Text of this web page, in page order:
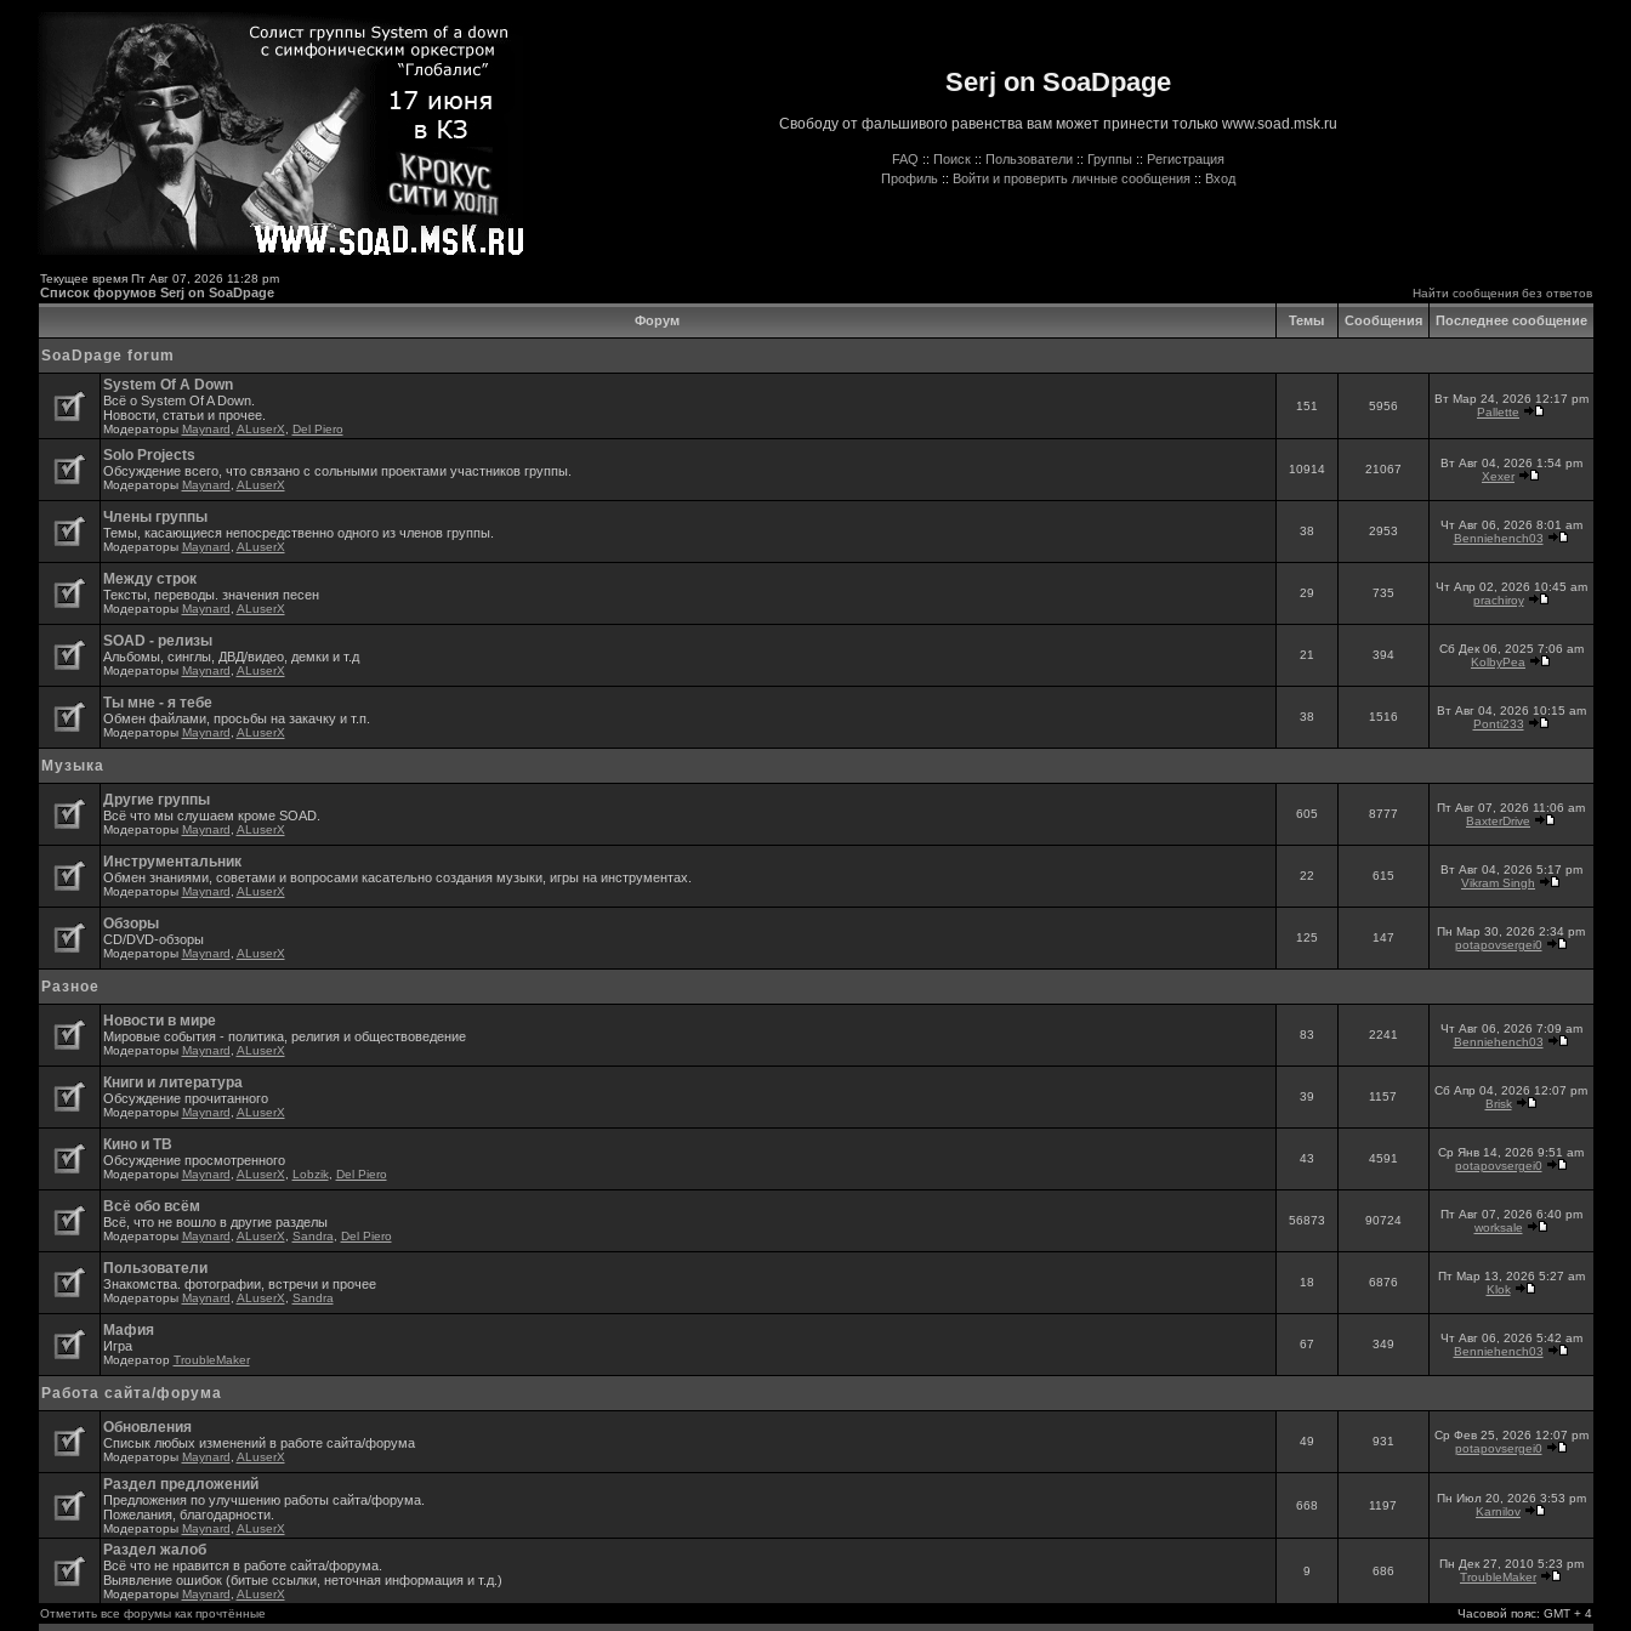
Serj on SoaDpage
Свободу от фальшивого равенства вам может принести только www.soad.msk.ru
FAQ :: Поиск :: Пользователи :: Группы :: Регистрация
Профиль :: Войти и проверить личные сообщения :: Вход
Текущее время Пт Авг 07, 2026 11:28 pm
Список форумов Serj on SoaDpage Найти сообщения без ответов
Форум Темы Сообщения Последнее сообщение
SoaDpage forum
System Of A Down
Всё о System Of A Down.
Новости, статьи и прочее.
Модераторы Maynard ALuserX Del Piero
151 5956
Вт Мар 24, 2026 12:17 pm
Pallette
Solo Projects
Обсуждение всего, что связано с сольными проектами участников группы.
Модераторы Maynard ALuserX
10914 21067
Вт Авг 04, 2026 1:54 pm
Xexer
Члены группы
Темы, касающиеся непосредственно одного из членов группы.
Модераторы Maynard ALuserX
38 2953
Чт Авг 06, 2026 8:01 am
Benniehench03
Между строк
Тексты, переводы. значения песен
Модераторы Maynard ALuserX
29 735
Чт Апр 02, 2026 10:45 am
prachiroy
SOAD - релизы
Альбомы, синглы, ДВД/видео, демки и т.д
Модераторы Maynard ALuserX
21 394
Сб Дек 06, 2025 7:06 am
KolbyPea
Ты мне - я тебе
Обмен файлами, просьбы на закачку и т.п.
Модераторы Maynard ALuserX
38 1516
Вт Авг 04, 2026 10:15 am
Ponti233
Музыка
Другие группы
Всё что мы слушаем кроме SOAD.
Модераторы Maynard ALuserX
605 8777
Пт Авг 07, 2026 11:06 am
BaxterDrive
Инструментальник
Обмен знаниями, советами и вопросами касательно создания музыки, игры на инструментах.
Модераторы Maynard ALuserX
22 615
Вт Авг 04, 2026 5:17 pm
Vikram Singh
Обзоры
CD/DVD-обзоры
Модераторы Maynard ALuserX
125 147
Пн Мар 30, 2026 2:34 pm
potapovsergei0
Разное
Новости в мире
Мировые события - политика, религия и обществоведение
Модераторы Maynard ALuserX
83 2241
Чт Авг 06, 2026 7:09 am
Benniehench03
Книги и литература
Обсуждение прочитанного
Модераторы Maynard ALuserX
39 1157
Сб Апр 04, 2026 12:07 pm
Brisk
Кино и ТВ
Обсуждение просмотренного
Модераторы Maynard ALuserX Lobzik, Del Piero
43 4591
Ср Янв 14, 2026 9:51 am
potapovsergei0
Всё обо всём
Всё, что не вошло в другие разделы
Модераторы Maynard ALuserX Sandra Del Piero
56873 90724
Пт Авг 07, 2026 6:40 pm
worksale
Пользователи
Знакомства. фотографии, встречи и прочее
Модераторы Maynard ALuserX Sandra
18 6876
Пт Мар 13, 2026 5:27 am
Klok
Мафия
Игра
Модератор TroubleMaker
67 349
Чт Авг 06, 2026 5:42 am
Benniehench03
Работа сайта/форума
Обновления
Списык любых изменений в работе сайта/форума
Модераторы Maynard ALuserX
49 931
Ср Фев 25, 2026 12:07 pm
potapovsergei0
Раздел предложений
Предложения по улучшению работы сайта/форума.
Пожелания, благодарности.
Модераторы Maynard ALuserX
668 1197
Пн Июл 20, 2026 3:53 pm
Karnilov
Раздел жалоб
Всё что не нравится в работе сайта/форума.
Выявление ошибок (битые ссылки, неточная информация и т.д.)
Модераторы Maynard ALuserX
9 686
Пн Дек 27, 2010 5:23 pm
TroubleMaker
Отметить все форумы как прочтённые Часовой пояс: GMT + 4